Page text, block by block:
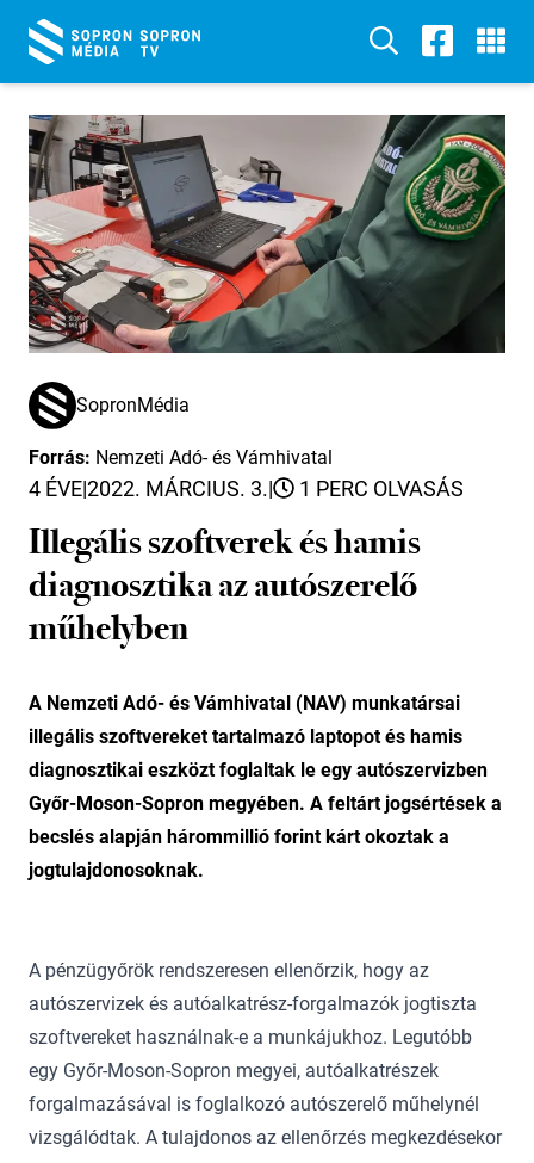
SopronMédia
Forrás: Nemzeti Adó- és Vámhivatal
4 ÉVE|2022. MÁRCIUS. 3.| 1 PERC OLVASÁS
Illegális szoftverek és hamis
diagnosztika az autószerelő
műhelyben
A Nemzeti Adó- és Vámhivatal (NAV) munkatársai
illegális szoftvereket tartalmazó laptopot és hamis
diagnosztikai eszközt foglaltak le egy autószervizben
Győr-Moson-Sopron megyében. A feltárt jogsértések a
becslés alapján hárommillió forint kárt okoztak a
jogtulajdonosoknak.
A pénzügyőrök rendszeresen ellenőrzik, hogy az
autószervizek és autóalkatrész-forgalmazók jogtiszta
szoftvereket használnak-e a munkájukhoz. Legutóbb
egy Győr-Moson-Sopron megyei, autóalkatrészek
forgalmazásával is foglalkozó autószerelő műhelynél
vizsgálódtak. A tulajdonos az ellenőrzés megkezdésekor